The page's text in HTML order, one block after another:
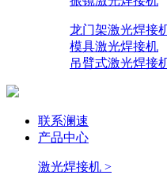
龙门架激光焊接
模具激光焊接机
吊臂式激光焊接
联系澜速
产品中心
激光焊接机 >